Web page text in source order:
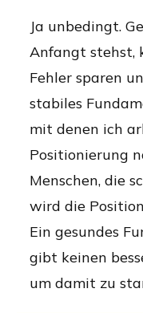
Ja unbedingt.
Anfangt stehst,
Fehler sparen
stabiles
mit denen ich
Positionierung
Menschen, die
wird die
Ein gesundes
gibt keinen
um damit zu